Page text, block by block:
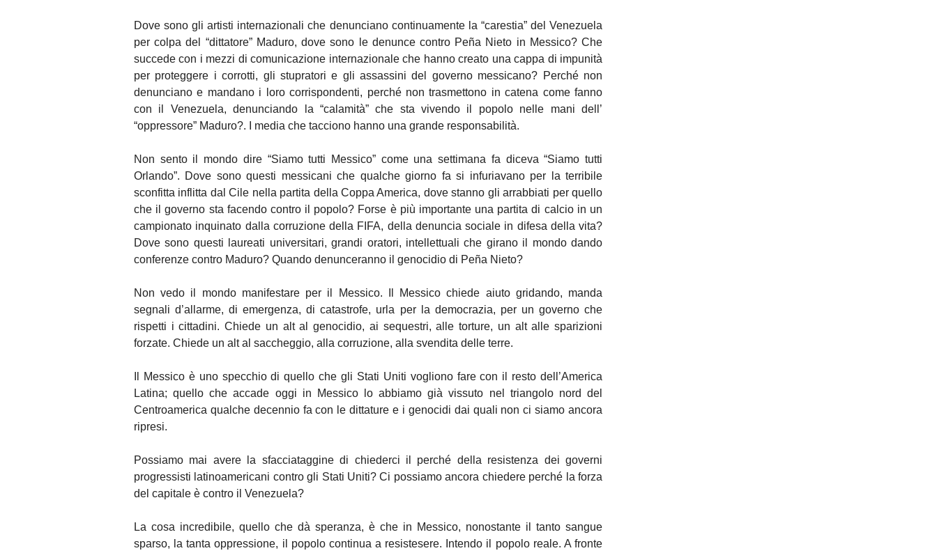
Dove sono gli artisti internazionali che denunciano continuamente la “carestia” del Venezuela
per colpa del “dittatore” Maduro, dove sono le denunce contro Peña Nieto in Messico? Che
succede con i mezzi di comunicazione internazionale che hanno creato una cappa di impunità
per proteggere i corrotti, gli stupratori e gli assassini del governo messicano? Perché non
denunciano e mandano i loro corrispondenti, perché non trasmettono in catena come fanno
con il Venezuela, denunciando la “calamità” che sta vivendo il popolo nelle mani dell’
“oppressore” Maduro?. I media che tacciono hanno una grande responsabilità.
Non sento il mondo dire “Siamo tutti Messico” come una settimana fa diceva “Siamo tutti
Orlando”. Dove sono questi messicani che qualche giorno fa si infuriavano per la terribile
sconfitta inflitta dal Cile nella partita della Coppa America, dove stanno gli arrabbiati per quello
che il governo sta facendo contro il popolo? Forse è più importante una partita di calcio in un
campionato inquinato dalla corruzione della FIFA, della denuncia sociale in difesa della vita?
Dove sono questi laureati universitari, grandi oratori, intellettuali che girano il mondo dando
conferenze contro Maduro? Quando denunceranno il genocidio di Peña Nieto?
Non vedo il mondo manifestare per il Messico. Il Messico chiede aiuto gridando, manda
segnali d’allarme, di emergenza, di catastrofe, urla per la democrazia, per un governo che
rispetti i cittadini. Chiede un alt al genocidio, ai sequestri, alle torture, un alt alle sparizioni
forzate. Chiede un alt al saccheggio, alla corruzione, alla svendita delle terre.
Il Messico è uno specchio di quello che gli Stati Uniti vogliono fare con il resto dell’America
Latina; quello che accade oggi in Messico lo abbiamo già vissuto nel triangolo nord del
Centroamerica qualche decennio fa con le dittature e i genocidi dai quali non ci siamo ancora
ripresi.
Possiamo mai avere la sfacciataggine di chiederci il perché della resistenza dei governi
progressisti latinoamericani contro gli Stati Uniti? Ci possiamo ancora chiedere perché la forza
del capitale è contro il Venezuela?
La cosa incredibile, quello che dà speranza, è che in Messico, nonostante il tanto sangue
sparso, la tanta oppressione, il popolo continua a resistesere. Intendo il popolo reale. A fronte